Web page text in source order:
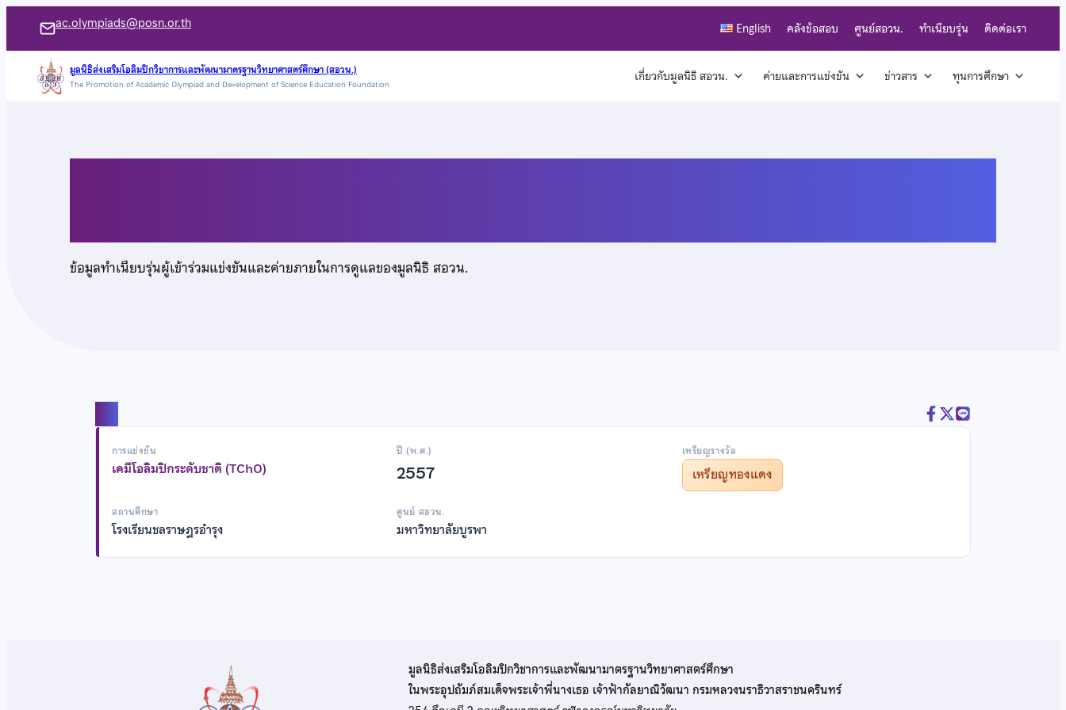
เนื้อหา
ac.olympiads@posn.or.th English คลังข้อสอบ ศูนย์สอวน. ทำเนียบรุ่น ติดต่อเรา
มูลนิธิส่งเสริมโอลิมปิกวิชาการและพัฒนามาตรฐานวิทยาศาสตร์ศึกษา (สอวน.)
The Promotion of Academic Olympiad and Development of Science Education Foundation เกี่ยวกับมูลนิธิ สอวน. ค่ายและการแข่งขัน ข่าวสาร ทุนการศึกษา
ข้อมูลทำเนียบรุ่นผู้เข้าร่วมแข่งขันและค่ายภายในการดูแลของมูลนิธิ สอวน.
การแข่งขัน
เคมีโอลิมปิกระดับชาติ (TChO)
ปี (พ.ศ.)
2557
เหรียญรางวัล
เหรียญทองแดง
สถานศึกษา
โรงเรียนชลราษฎรอำรุง
ศูนย์ สอวน.
มหาวิทยาลัยบูรพา
มูลนิธิส่งเสริมโอลิมปิกวิชาการและพัฒนามาตรฐานวิทยาศาสตร์ศึกษา
ในพระอุปถัมภ์สมเด็จพระเจ้าพี่นางเธอ เจ้าฟ้ากัลยาณิวัฒนา กรมหลวงนราธิวาสราชนครินทร์